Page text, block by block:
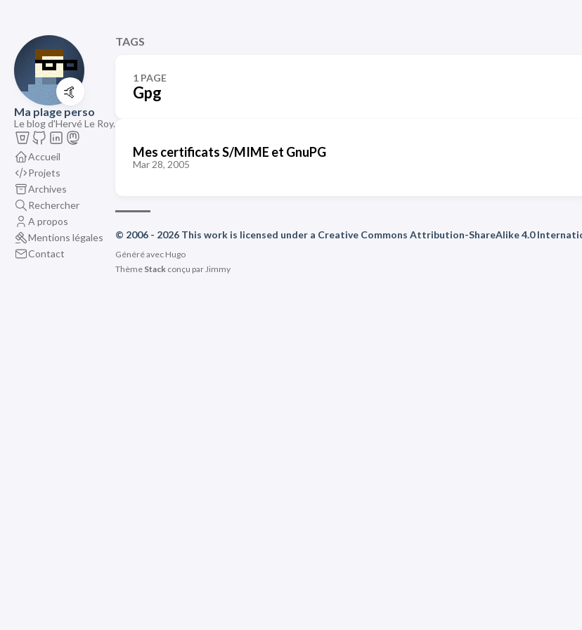
🤙
Ma plage perso
Le blog d'Hervé Le Roy.
Accueil
Projets
Archives
Rechercher
A propos
Mentions légales
Contact
TAGS
1 PAGE
Gpg
Mes certificats S/MIME et GnuPG
Mar 28, 2005
© 2006 - 2026 This work is licensed under a Creative Commons Attribution-ShareAlike 4.0
Généré avec Hugo
Thème Stack conçu parJimmy